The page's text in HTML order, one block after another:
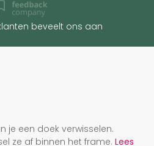
beveelt ons aan
je een doek verwisselen.
ze af binnen het frame. Lees